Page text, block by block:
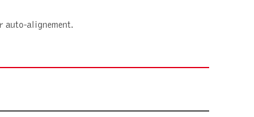
auto-alignement.